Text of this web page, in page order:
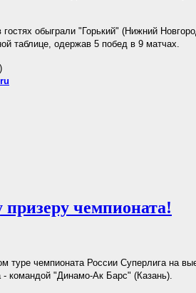
обыграли "Горький" (Нижний
таблице, одержав 5 побед в 9 матчах.
призеру чемпионата!
туре чемпионата России Суперлига на
командой "Динамо-Ак Барс" (Казань).